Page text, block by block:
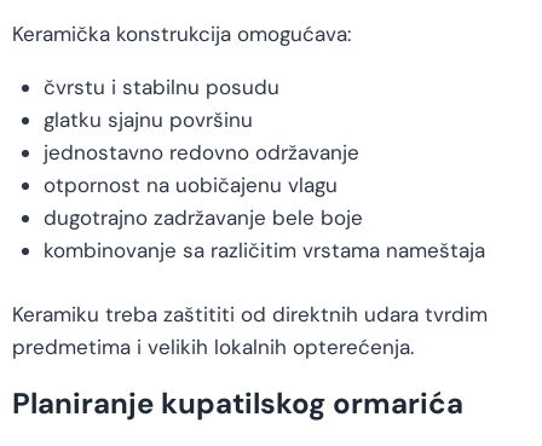
Keramička konstrukcija omogućava:
čvrstu i stabilnu posudu
glatku sjajnu površinu
jednostavno redovno održavanje
otpornost na uobičajenu vlagu
dugotrajno zadržavanje bele boje
kombinovanje sa različitim vrstama nameštaja
Keramiku treba zaštititi od direktnih udara tvrdim
predmetima i velikih lokalnih opterećenja.
Planiranje kupatilskog ormarića